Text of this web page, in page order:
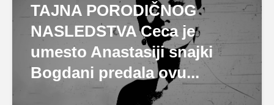
TAJNA PORODIČNOG
NASLEDSTVA Ceca je
umesto Anastasiji snajki
Bogdani predala ovu...